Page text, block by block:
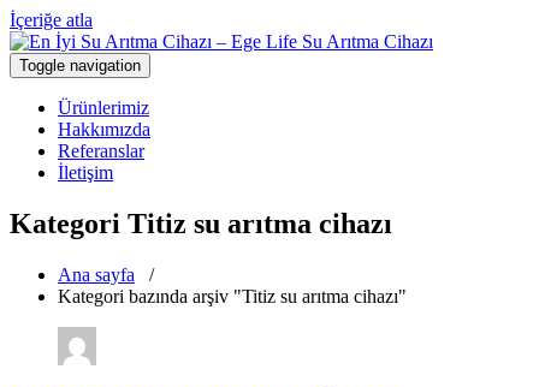
İçeriğe atla
En İyi Su Arıtma Cihazı – Ege Life Su
Arıtma Cihazı
Türkiye'nin En Güvenilir Markası Ege Life
Toggle navigation
Ürünlerimiz
Hakkımızda
Referanslar
İletişim
Kategori Titiz su arıtma cihazı
Ana sayfa /
Kategori bazında arşiv "Titiz su arıtma cihazı"